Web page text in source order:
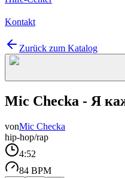
Kontakt
Zurück zum Katalog
Mic Checka - Я
vonMic Checka
hip-hop/rap
4:52
84 BPM